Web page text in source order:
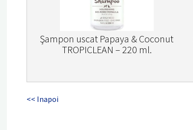
Şampon uscat Papaya & Coconut
TROPICLEAN – 220 ml.
<< Inapoi